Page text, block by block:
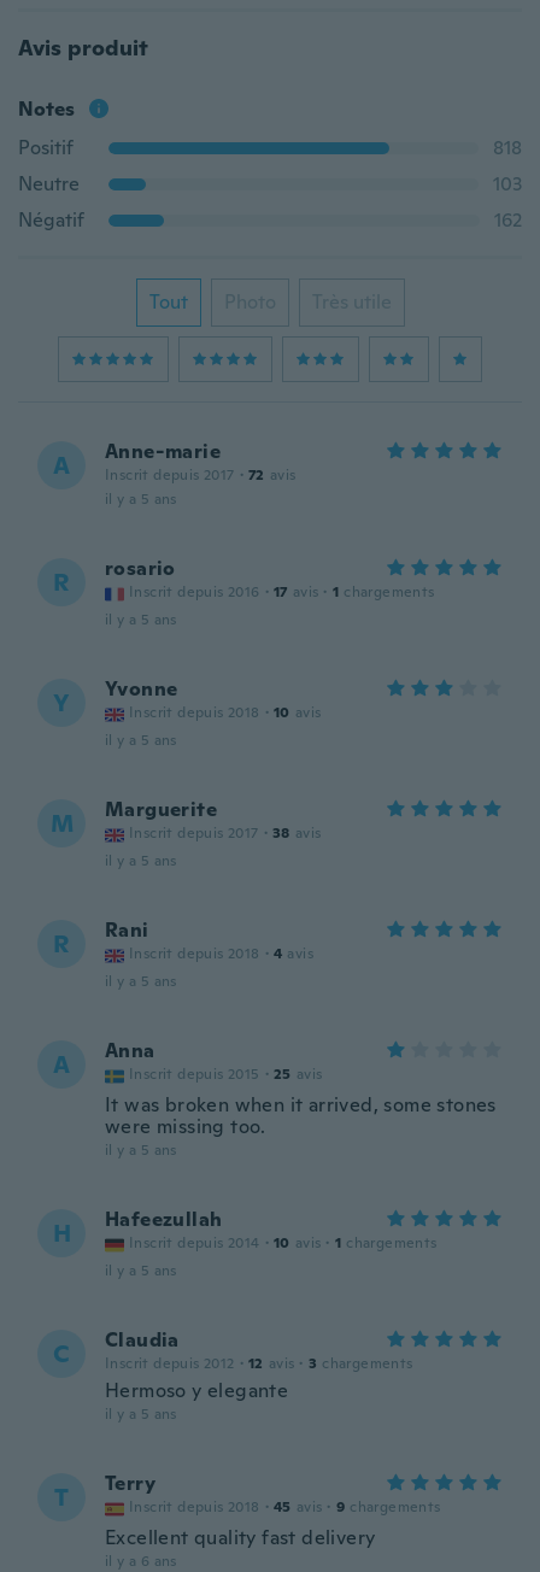
Avis produit
Notes
Positif
818
Neutre
103
Négatif
162
Tout Photo Très utile
A Anne-marie
Inscrit depuis 2017 · 72 avis
il y a 5 ans
R rosario
Inscrit depuis 2016 · 17 avis · 1 chargements
il y a 5 ans
Y Yvonne
Inscrit depuis 2018 · 10 avis
il y a 5 ans
M Marguerite
Inscrit depuis 2017 · 38 avis
il y a 5 ans
R Rani
Inscrit depuis 2018 · 4 avis
il y a 5 ans
A Anna
Inscrit depuis 2015 · 25 avis
It was broken when it arrived, some stones
were missing too.
il y a 5 ans
H Hafeezullah
Inscrit depuis 2014 · 10 avis · 1 chargements
il y a 5 ans
C Claudia
Inscrit depuis 2012 · 12 avis · 3 chargements
Hermoso y elegante
il y a 5 ans
T Terry
Inscrit depuis 2018 · 45 avis · 9 chargements
Excellent quality fast delivery
il y a 6 ans